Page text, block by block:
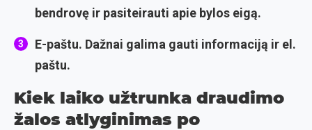
bendrovę ir pasiteirauti apie bylos eigą.
E-paštu. Dažnai galima gauti informaciją ir el.
paštu.
Kiek laiko užtrunka draudimo
žalos atlyginimas po